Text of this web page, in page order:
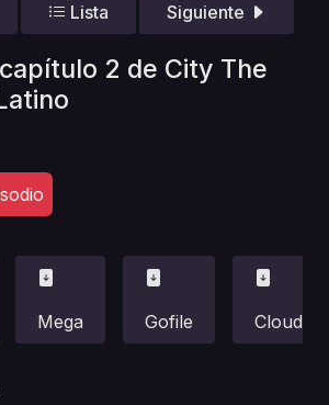
Lista Siguiente
2 de City The
Mega Gofile Cloud